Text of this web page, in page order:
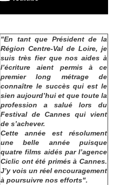
"En tant que Président de la
Région Centre-Val de Loire, je
suis très fier que nos aides à
l’écriture aient permis à ce
premier long métrage de
connaître le succès qui est le
sien aujourd’hui et que toute la
profession a salué lors du
Festival de Cannes qui vient
de s’achever.
Cette année est résolument
une belle année puisque
quatre films aidés par l’agence
Ciclic ont été primés à Cannes.
J’y vois un réel encouragement
à poursuivre nos efforts".